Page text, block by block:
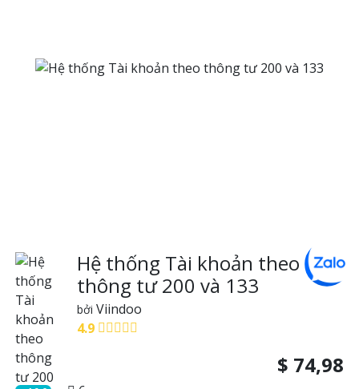
Hệ thống Tài khoản theo
thông tư 200 và 133
bởi Viindoo
4.9
$ 74,98